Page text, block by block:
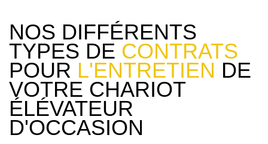
NOS DIFFÉRENTS
TYPES DE CONTRATS
POUR L'ENTRETIEN DE
VOTRE CHARIOT
ÉLÉVATEUR
D'OCCASION